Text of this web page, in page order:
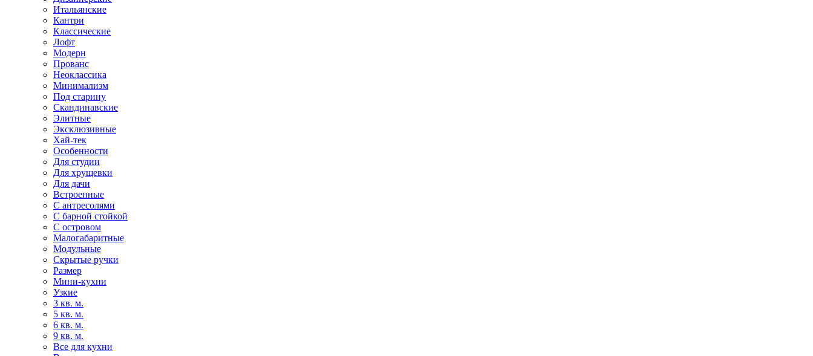
Итальянские
Кантри
Классические
Лофт
Модерн
Прованс
Неоклассика
Минимализм
Под старину
Скандинавские
Элитные
Эксклюзивные
Хай-тек
Особенности
Для студии
Для хрущевки
Для дачи
Встроенные
С антресолями
С барной стойкой
С островом
Малогабаритные
Модульные
Скрытые ручки
Размер
Мини-кухни
Узкие
3 кв. м.
5 кв. м.
6 кв. м.
9 кв. м.
Все для кухни